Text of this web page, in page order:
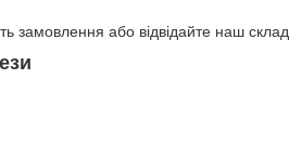
або відвідайте наш склад.